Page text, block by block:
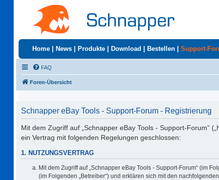
Home News Produkte Download Bestellen Support-
FAQ
Foren-Übersicht
Schnapper eBay Tools - Support-Forum - Registrierung
Mit dem Zugriff auf „Schnapper eBay Tools - Support-Forum“
ein Vertrag mit folgenden Regelungen geschlossen:
1. NUTZUNGSVERTRAG
Mit dem Zugriff auf „Schnapper eBay Tools - Support-Forum“ (im
(im Folgenden „Betreiber“) und erklären sich mit den